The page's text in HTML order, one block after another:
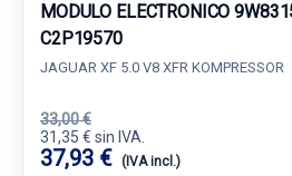
MODULO ELECTRONICO
C2P19570
JAGUAR XF 5.0 V8 XFR KOMPRESSOR
33,00 €
31,35 € sin IVA.
37,93 € (IVA incl.)